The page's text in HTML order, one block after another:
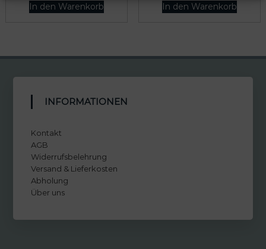
In den Warenkorb In den Warenkorb
INFORMATIONEN
Kontakt
AGB
Widerrufsbelehrung
Versand & Lieferkosten
Abholung
Über uns